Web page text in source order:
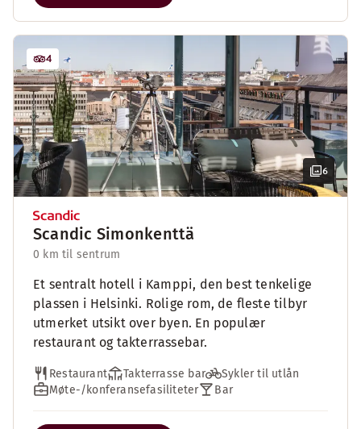
6
4
Scandic Simonkenttä
0 km til sentrum
Et sentralt hotell i Kamppi, den best tenkelige
plassen i Helsinki. Rolige rom, de fleste tilbyr
utmerket utsikt over byen. En populær
restaurant og takterrassebar.
Restaurant Takterrasse bar
Sykler til utlån
Møte-/konferansefasiliteter
Bar